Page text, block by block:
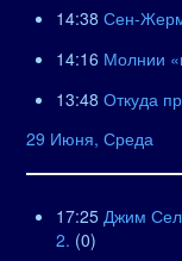
14:38 Сен-
14:16 Молнии
13:48 Откуда
29 Июня, Среда
17:25 Джим
2. (0)